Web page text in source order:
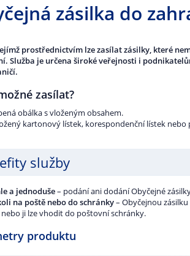
zásilka do
prostřednictvím lze zasílat zásilky, které
Služba je určena široké veřejnosti i
zasílat?
obálka s vloženým obsahem.
kartonový lístek, korespondenční lístek nebo
služby
a jednoduše– podání ani dodání Obyčejné
na poště nebo do schránky– Obyčejnou
ji lze vhodit do poštovní schránky.
produktu